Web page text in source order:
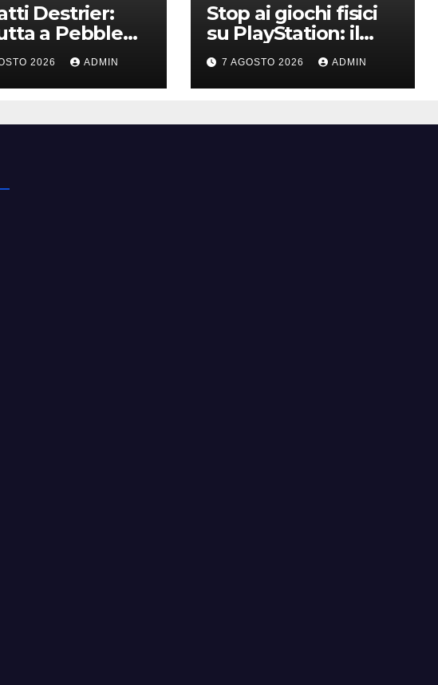
Destrier:
a Pebble
la one-off
dalla Bolide
2026 ADMIN
Stop ai giochi fisici
su PlayStation: il
nuovo avviso di
Sony è l’ennesima
conferma
7 AGOSTO 2026 ADMIN